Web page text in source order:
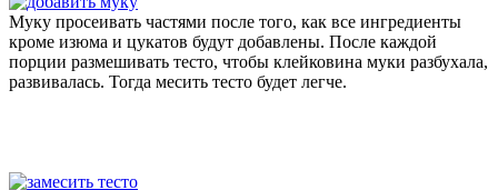
Муку просеивать частями после того, как все ингредиенты
кроме изюма и цукатов будут добавлены. После каждой
порции размешивать тесто, чтобы клейковина муки разбухала,
развивалась. Тогда месить тесто будет легче.